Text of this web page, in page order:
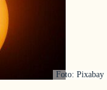
Foto: Pixabay